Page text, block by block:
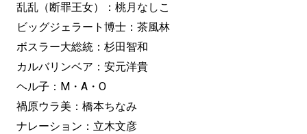
乱乱（断罪王女）：桃月なしこ
ビッグジェラート博士：茶風林
ボスラー大総統：杉田智和
カルバリンベア：安元洋貴
ヘル子：M・A・O
禍原ウラ美：橋本ちなみ
ナレーション：立木文彦